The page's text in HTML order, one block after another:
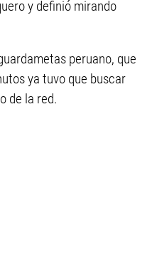
y definió mirando
peruano, que
ya tuvo que buscar
de la red.